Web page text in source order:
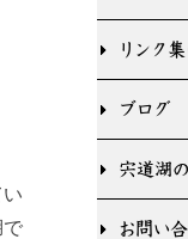
で
リンク
ブログ
宍道湖
お問い